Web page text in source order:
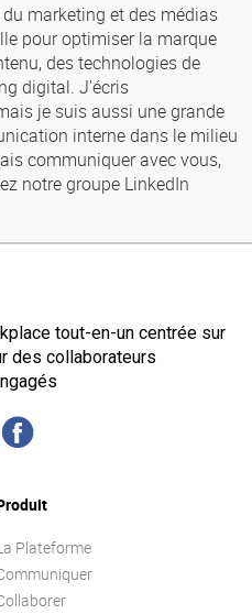
marketing et des médias
pour optimiser la marque
des technologies de
digital. J'écris
je suis aussi une grande
interne dans le milieu
communiquer avec vous,
notre groupe LinkedIn
tout-en-un centrée sur
des collaborateurs
Plateforme